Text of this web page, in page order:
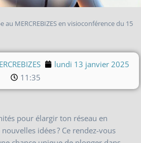
au MERCREBIZES en visioconférence du 15
lundi 13 janvier 2025
11:35
pour élargir ton réseau en
idées ? Ce rendez-vous